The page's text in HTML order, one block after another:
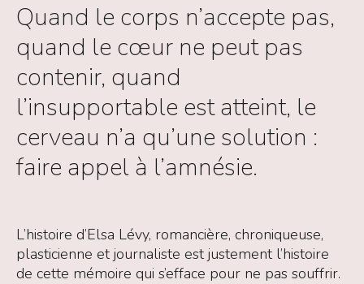
lettre
contact
Quand le corps n’accepte pas,
quand le cœur ne peut pas
contenir, quand
l’insupportable est atteint, le
cerveau n’a qu’une solution :
faire appel à l’amnésie.
L’histoire d’Elsa Lévy, romancière, chroniqueuse,
plasticienne et journaliste est justement l’histoire
de cette mémoire qui s’efface pour ne pas souffrir.